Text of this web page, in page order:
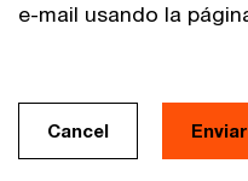
e-mail usando la
Cancel